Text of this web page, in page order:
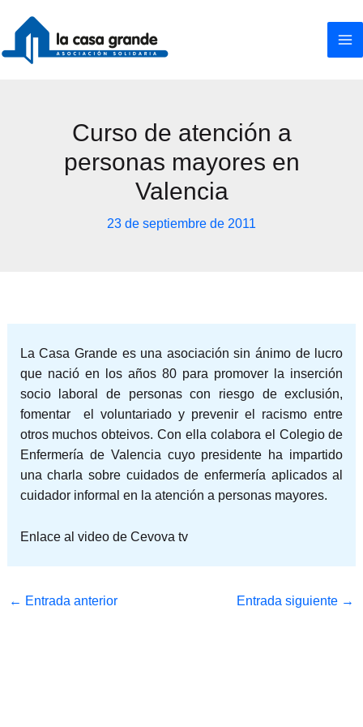
contenido
Curso de atención a
personas mayores en
Valencia
23 de septiembre de 2011
La Casa Grande es una asociación sin ánimo de lucro
que nació en los años 80 para promover la inserción
socio laboral de personas con riesgo de exclusión,
fomentar el voluntariado y prevenir el racismo entre
otros muchos obteivos. Con ella colabora el Colegio de
Enfermería de Valencia cuyo presidente ha impartido
una charla sobre cuidados de enfermería aplicados al
cuidador informal en la atención a personas mayores.
Enlace al video de Cevova tv
← Entrada anterior Entrada siguiente →